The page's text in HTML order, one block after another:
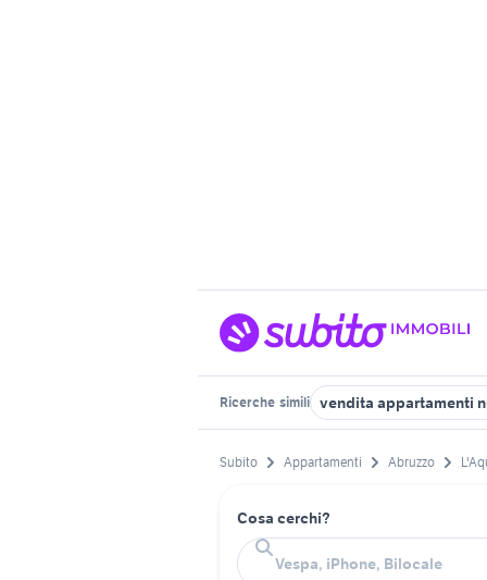
Ricerche simili vendita appartamenti
Subito Appartamenti Abruzzo
Cosa cerchi?